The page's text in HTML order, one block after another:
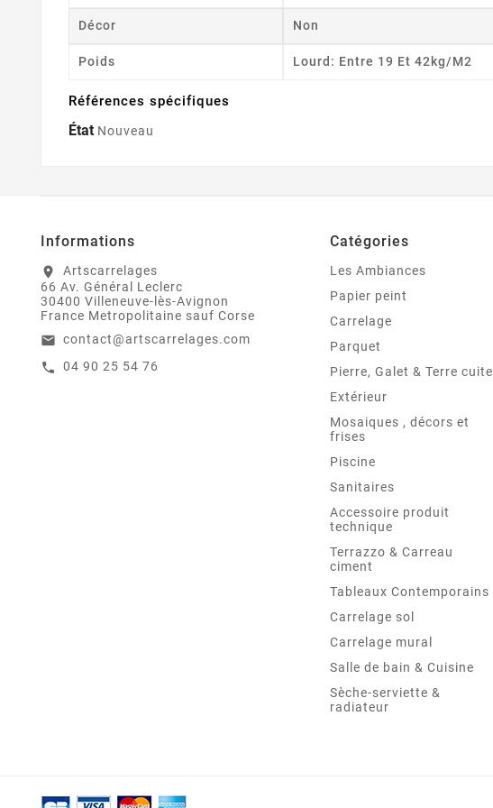
Décor Non
Poids Lourd: Entre 19 Et 42kg/m2
Références spécifiques
État Nouveau
Informations
location_on
Artscarrelages
66 Av. Général Leclerc
30400 Villeneuve-lès-Avignon
France Metropolitaine sauf Corse
email contact@artscarrelages.com
call 04 90 25 54 76
Catégories
Les Ambiances
Papier peint
Carrelage
Parquet
Pierre, Galet & Terre cuite
Extérieur
Mosaiques , décors et
frises
Piscine
Sanitaires
Accessoire produit
technique
Terrazzo & Carreau
ciment
Tableaux Contemporains
Carrelage sol
Carrelage mural
Salle de bain & Cuisine
Sèche-serviette &
radiateur